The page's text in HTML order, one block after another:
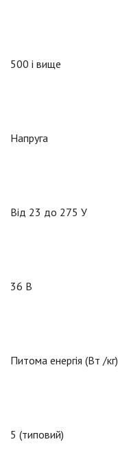
500 і вище
Напруга
Від 23 до 275 У
36 В
Питома енергія (Вт /кг)
5 (типовий)